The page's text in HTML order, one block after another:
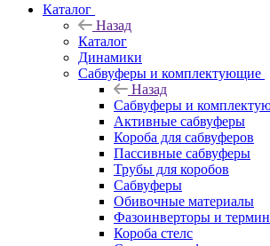
Каталог
Назад
Каталог
Динамики
Сабвуферы и комплектующие
Назад
Сабвуферы и
Активные сабвуферы
Короба для сабвуферов
Пассивные сабвуферы
Трубы для коробов
Сабвуферы
Обивочные материалы
Фазоинверторы и
Короба стелс